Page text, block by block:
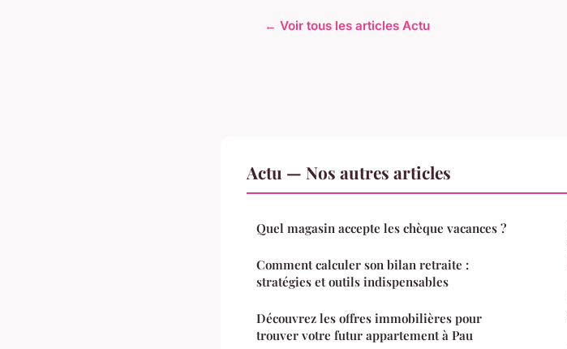
← Voir tous les articles Actu
Actu — Nos autres articles
Quel magasin accepte les chèque vacances ?
Comment calculer son bilan retraite :
stratégies et outils indispensables
Découvrez les offres immobilières pour
trouver votre futur appartement à Pau